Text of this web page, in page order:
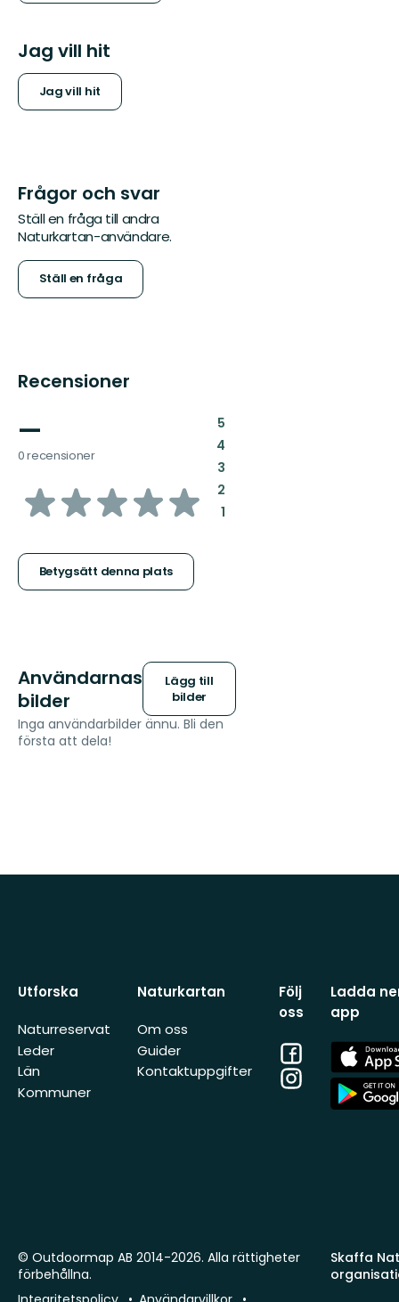
Jag vill hit
Jag vill hit
Frågor och svar
Ställ en fråga till andra
Naturkartan-användare.
Ställ en fråga
Recensioner
—
0 recensioner
av
stjärnor
Betygsätt denna plats
5:
4:
3:
2:
1:
Användarnas
bilder
Lägg till
bilder
Inga användarbilder ännu. Bli den
första att dela!
Utforska
Naturreservat
Leder
Län
Kommuner
Naturkartan
Om oss
Guider
Kontaktuppgifter
Följ
oss
Facebook
Instagram
Ladda
app
App
Store
App
Store
Skaffa
© Outdoormap AB 2014-2026. Alla rättigheter
förbehållna.